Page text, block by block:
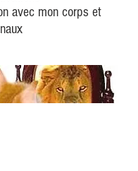
avec mon corps et